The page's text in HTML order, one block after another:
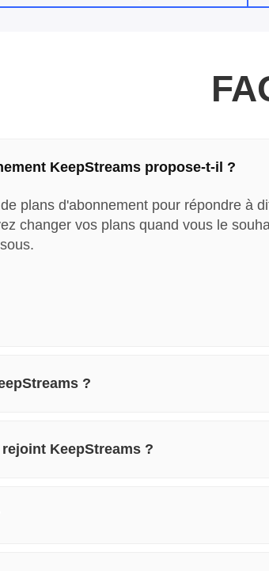
KeepStreams propose-t-il ?
plans d'abonnement pour répondre à
changer vos plans quand vous le
?
KeepStreams ?